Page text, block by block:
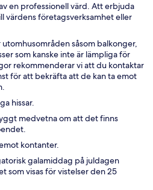
en professionell värd. Att erbjuda
värdens företagsverksamhet eller
såsom balkonger,
som kanske inte är lämpliga för
rekommenderar vi att du kontaktar
för att bekräfta att de kan ta emot
hissar.
medvetna om att det finns
kontanter.
galamiddag på juldagen
som visas för vistelser den 25